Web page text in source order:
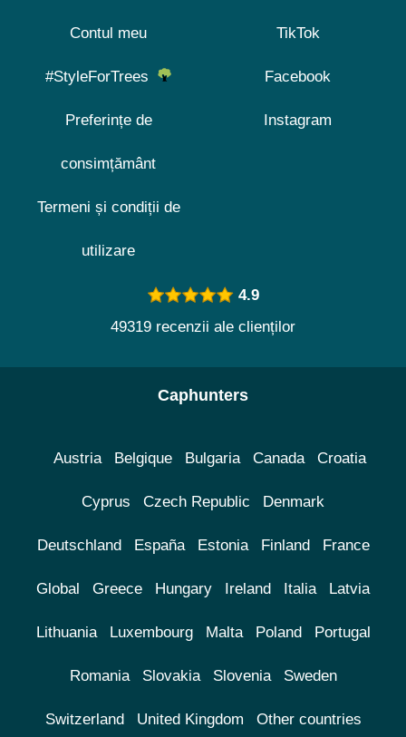
Contul meu
#StyleForTrees
Preferințe de
consimțământ
Termeni și condiții de
utilizare
TikTok
Facebook
Instagram
4.9
49319 recenzii ale clienților
Caphunters
Austria Belgique Bulgaria Canada Croatia
Cyprus Czech Republic Denmark
Deutschland España Estonia Finland France
Global Greece Hungary Ireland Italia Latvia
Lithuania Luxembourg Malta Poland Portugal
Romania Slovakia Slovenia Sweden
Switzerland United Kingdom Other countries